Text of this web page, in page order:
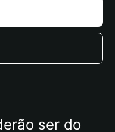
ser do